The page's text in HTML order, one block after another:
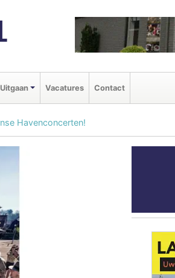
Uitgaan Vacatures Contact
Havenconcerten!